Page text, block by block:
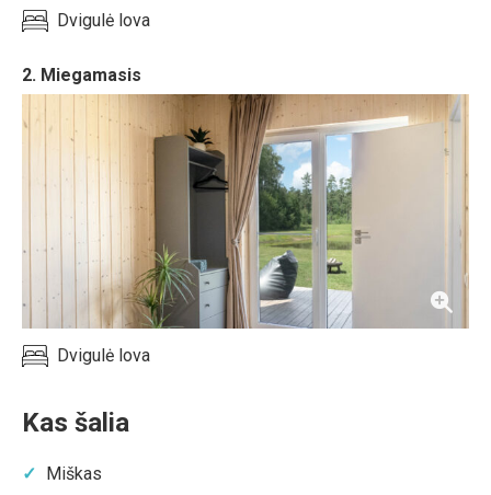
Dvigulė lova
2. Miegamasis
Dvigulė lova
Kas šalia
Miškas